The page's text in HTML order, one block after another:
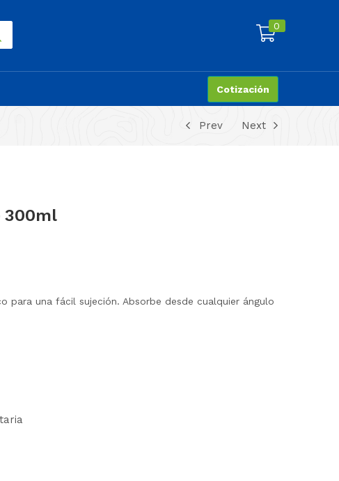
0
Cotización
Prev Next
300ml
para una fácil sujeción. Absorbe desde cualquier ángulo